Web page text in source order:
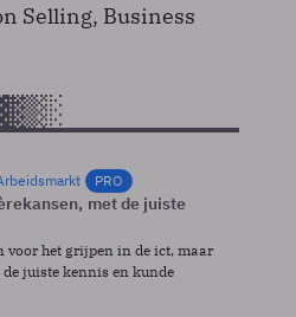
Selling, Business
PRO
met de juiste
voor het grijpen in de ict, maar
juiste kennis en kunde